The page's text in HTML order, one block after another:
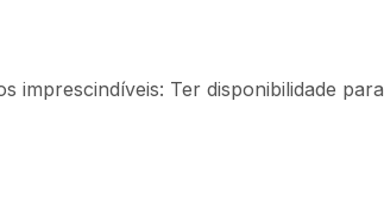
imprescindíveis: Ter disponibilidade para